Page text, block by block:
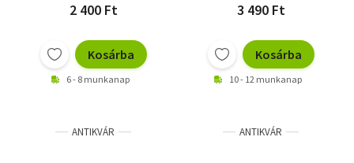
2 400 Ft
Kosárba
6 - 8 munkanap
3 490 Ft
Kosárba
10 - 12 munkanap
ANTIKVÁR ANTIKVÁR